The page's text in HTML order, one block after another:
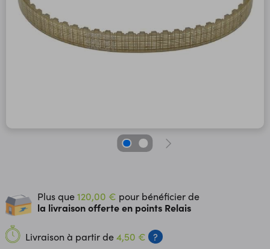
Plus que120,00 € pour bénéficier de
la livraison offerte en points Relais
Livraison à partir de4,50 € ?